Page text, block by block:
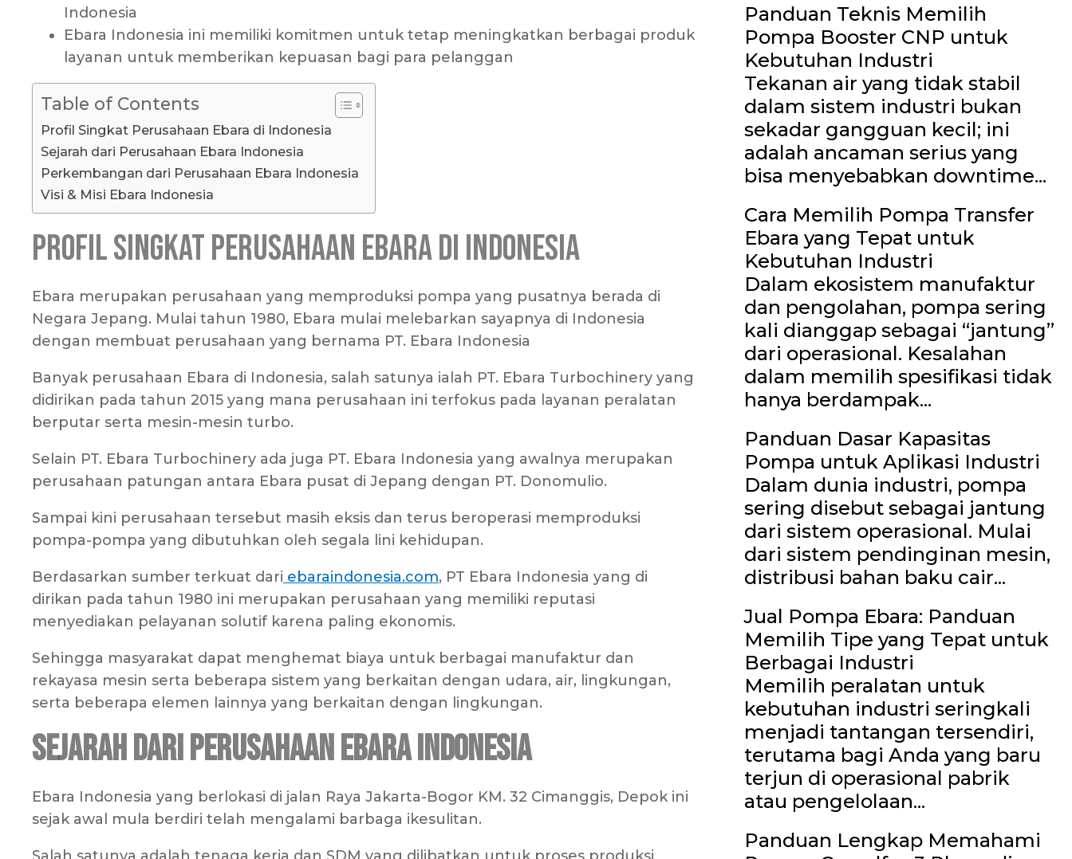
Indonesia
Ebara Indonesia ini memiliki komitmen untuk tetap meningkatkan berbagai produk
layanan untuk memberikan kepuasan bagi para pelanggan
Table of Contents
Profil Singkat Perusahaan Ebara di Indonesia
Sejarah dari Perusahaan Ebara Indonesia
Perkembangan dari Perusahaan Ebara Indonesia
Visi & Misi Ebara Indonesia
Profil Singkat Perusahaan Ebara di Indonesia
Ebara merupakan perusahaan yang memproduksi pompa yang pusatnya berada di
Negara Jepang. Mulai tahun 1980, Ebara mulai melebarkan sayapnya di Indonesia
dengan membuat perusahaan yang bernama PT. Ebara Indonesia
Banyak perusahaan Ebara di Indonesia, salah satunya ialah PT. Ebara Turbochinery yang
didirikan pada tahun 2015 yang mana perusahaan ini terfokus pada layanan peralatan
berputar serta mesin-mesin turbo.
Selain PT. Ebara Turbochinery ada juga PT. Ebara Indonesia yang awalnya merupakan
perusahaan patungan antara Ebara pusat di Jepang dengan PT. Donomulio.
Sampai kini perusahaan tersebut masih eksis dan terus beroperasi memproduksi
pompa-pompa yang dibutuhkan oleh segala lini kehidupan.
Berdasarkan sumber terkuat dari ebaraindonesia.com, PT Ebara Indonesia yang di
dirikan pada tahun 1980 ini merupakan perusahaan yang memiliki reputasi
menyediakan pelayanan solutif karena paling ekonomis.
Sehingga masyarakat dapat menghemat biaya untuk berbagai manufaktur dan
rekayasa mesin serta beberapa sistem yang berkaitan dengan udara, air, lingkungan,
serta beberapa elemen lainnya yang berkaitan dengan lingkungan.
Sejarah dari Perusahaan Ebara Indonesia
Ebara Indonesia yang berlokasi di jalan Raya Jakarta-Bogor KM. 32 Cimanggis, Depok ini
sejak awal mula berdiri telah mengalami barbaga ikesulitan.
Salah satunya adalah tenaga kerja dan SDM yang dilibatkan untuk proses produksi
Panduan Teknis Memilih
Pompa Booster CNP untuk
Kebutuhan Industri
Tekanan air yang tidak stabil
dalam sistem industri bukan
sekadar gangguan kecil; ini
adalah ancaman serius yang
bisa menyebabkan downtime...
Cara Memilih Pompa Transfer
Ebara yang Tepat untuk
Kebutuhan Industri
Dalam ekosistem manufaktur
dan pengolahan, pompa sering
kali dianggap sebagai “jantung”
dari operasional. Kesalahan
dalam memilih spesifikasi tidak
hanya berdampak...
Panduan Dasar Kapasitas
Pompa untuk Aplikasi Industri
Dalam dunia industri, pompa
sering disebut sebagai jantung
dari sistem operasional. Mulai
dari sistem pendinginan mesin,
distribusi bahan baku cair...
Jual Pompa Ebara: Panduan
Memilih Tipe yang Tepat untuk
Berbagai Industri
Memilih peralatan untuk
kebutuhan industri seringkali
menjadi tantangan tersendiri,
terutama bagi Anda yang baru
terjun di operasional pabrik
atau pengelolaan...
Panduan Lengkap Memahami